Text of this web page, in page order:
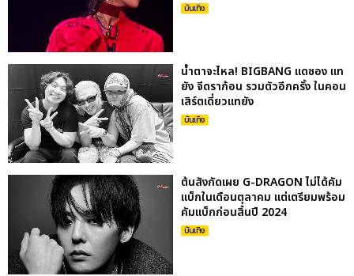
บันเทิง
น้ำตาจะไหล! BIGBANG แดซอง แท
ยัง จีดราก้อน รวมตัวอีกครั้ง ในคอน
เสิร์ตเดี่ยวแทยัง
บันเทิง
ต้นสังกัดเผย G-DRAGON ไม่ได้คัม
แบ็กในเดือนตุลาคม แต่เตรียมพร้อม
คัมแบ็กก่อนสิ้นปี 2024
บันเทิง